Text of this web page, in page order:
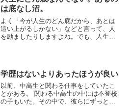
は底なし沼。
よく「今が人生のどん底だから、あとは
這い上がるしかない」などと言って、人
を励ましたりしますよね。でも、人生に
学歴はないよりあったほうが良い
以前、中高生と関わる仕事をしていたこ
とがある。 関わる中高生の中には不登校
の子もいた。その中で、彼らにずっと言